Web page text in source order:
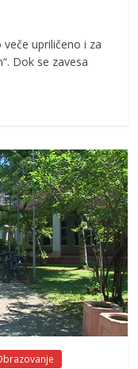
upriličeno i za
Dok se zavesa